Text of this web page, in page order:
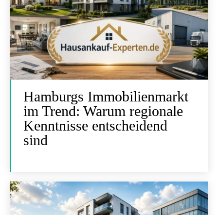
Hamburgs Immobilienmarkt
im Trend: Warum regionale
Kenntnisse entscheidend
sind